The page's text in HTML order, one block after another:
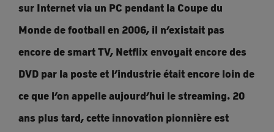
sur Internet via un PC pendant la Coupe du
Monde de football en 2006, il n’existait pas
encore de smart TV, Netflix envoyait encore des
DVD par la poste et l’industrie était encore loin de
ce que l’on appelle aujourd’hui le streaming. 20
ans plus tard, cette innovation pionnière est